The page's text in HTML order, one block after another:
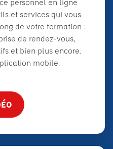
personnel en ligne
et services qui vous
de votre formation :
de rendez-vous,
et bien plus encore.
mobile.